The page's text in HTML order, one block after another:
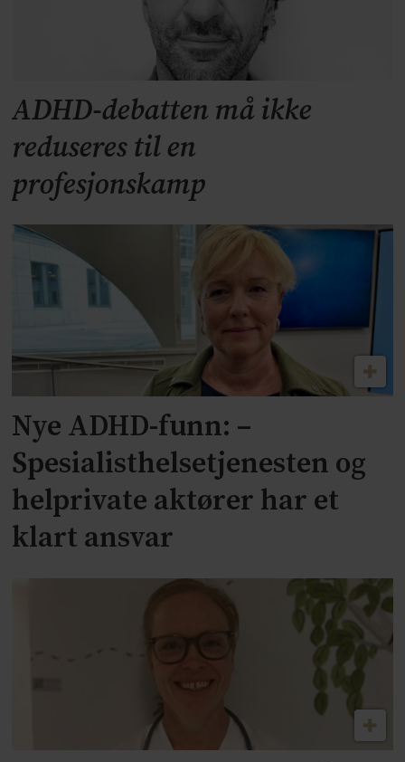
ADHD-debatten må ikke
reduseres til en
profesjonskamp
Nye ADHD-funn: –
Spesialisthelsetjenesten og
helprivate aktører har et
klart ansvar